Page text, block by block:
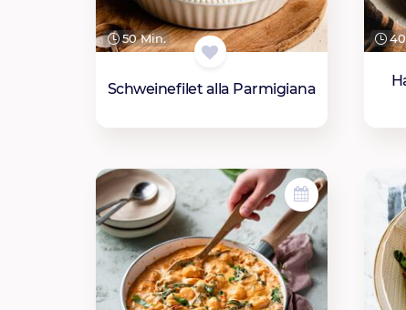
50 Min.
Schweinefilet alla Parmigiana
40